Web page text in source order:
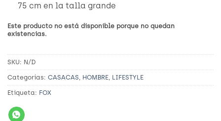
75 cm en la talla grande
Este producto no está disponible porque no quedan
existencias.
SKU: N/D
Categorías: CASACAS, HOMBRE, LIFESTYLE
Etiqueta: FOX